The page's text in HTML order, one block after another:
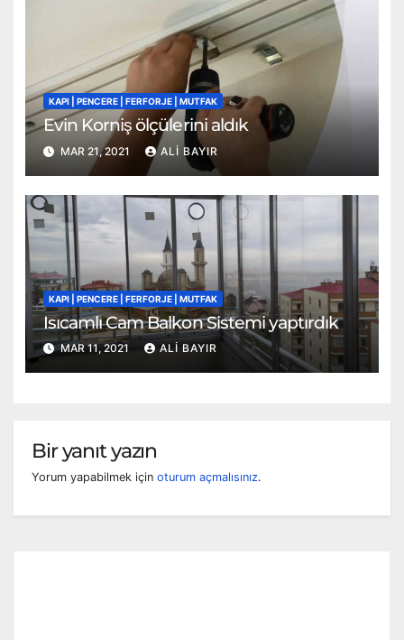
KAPI | PENCERE | FERFORJE | MUTFAK
Evin Korniş ölçülerini aldık
MAR 21, 2021 ALI BAYIR
KAPI | PENCERE | FERFORJE | MUTFAK
Isıcamlı Cam Balkon Sistemi yaptırdık
MAR 11, 2021 ALI BAYIR
Bir yanıt yazın
Yorum yapabilmek için oturum açmalısınız.